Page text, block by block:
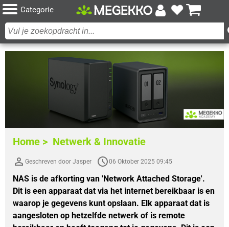
Categorie
Home > Netwerk & Innovatie
Geschreven door Jasper 06 Oktober 2025 09:45
NAS is de afkorting van 'Network Attached Storage'.
Dit is een apparaat dat via het internet bereikbaar is en
waarop je gegevens kunt opslaan. Elk apparaat dat is
aangesloten op hetzelfde netwerk of is remote